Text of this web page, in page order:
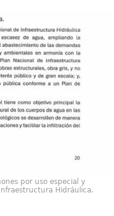
por uso especial y
Hidráulica.